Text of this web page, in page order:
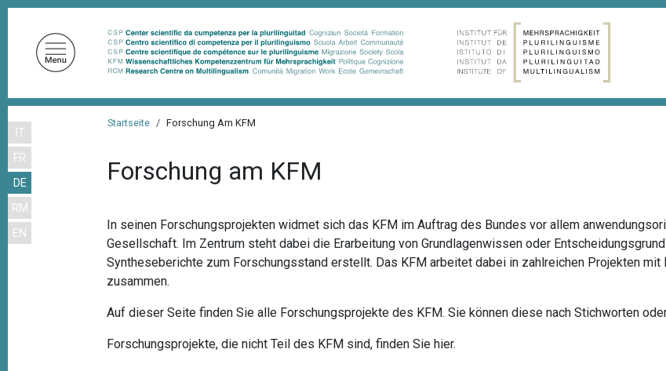
D
IT
FR
DE
RM
EN
Startseite Forschung Am KFM
Forschung am KFM
In seinen Forschungsprojekten widmet sich das KFM im Auftrag des Bundes vor allem
Gesellschaft. Im Zentrum steht dabei die Erarbeitung von Grundlagenwissen oder
Syntheseberichte zum Forschungsstand erstellt. Das KFM arbeitet dabei in zahlreichen Projekten mit
zusammen.
Auf dieser Seite finden Sie alle Forschungsprojekte des KFM. Sie können diese nach Stichworten
Forschungsprojekte, die nicht Teil des KFM sind, finden Siehier.